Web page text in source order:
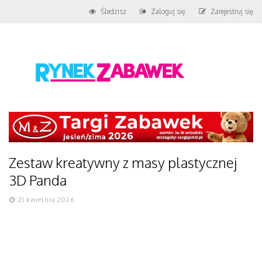
Śledzisz Zaloguj się Zarejestruj się
Zestaw kreatywny z masy plastycznej
3D Panda
21 kwietnia 2026